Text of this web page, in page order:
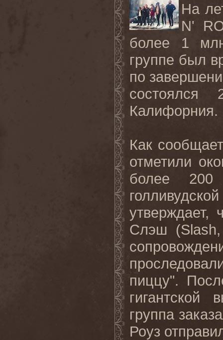
На л
N'
более 1
группе был
по
Калифорния.
Как
отметили
более 200
утверждает,
Слэш (Slash
пиццу".
гигантской
группа
Роуз